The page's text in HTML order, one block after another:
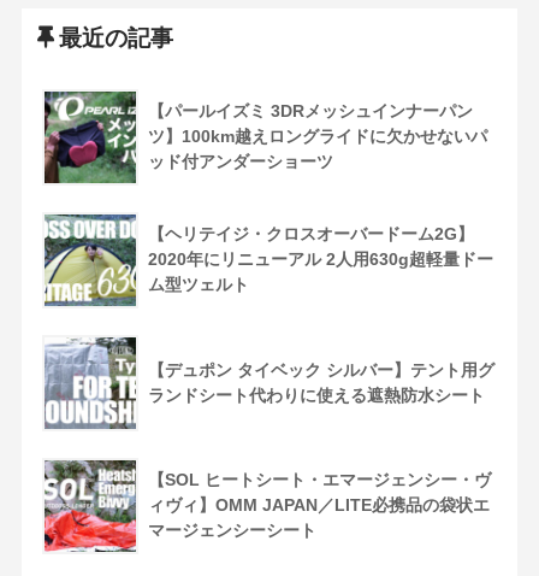
最近の記事
【パールイズミ 3DRメッシュインナーパン
ツ】100km越えロングライドに欠かせないパ
ッド付アンダーショーツ
【ヘリテイジ・クロスオーバードーム2G】
2020年にリニューアル 2人用630g超軽量ドー
ム型ツェルト
【デュポン タイベック シルバー】テント用グ
ランドシート代わりに使える遮熱防水シート
【SOL ヒートシート・エマージェンシー・ヴ
ィヴィ】OMM JAPAN／LITE必携品の袋状エ
マージェンシーシート